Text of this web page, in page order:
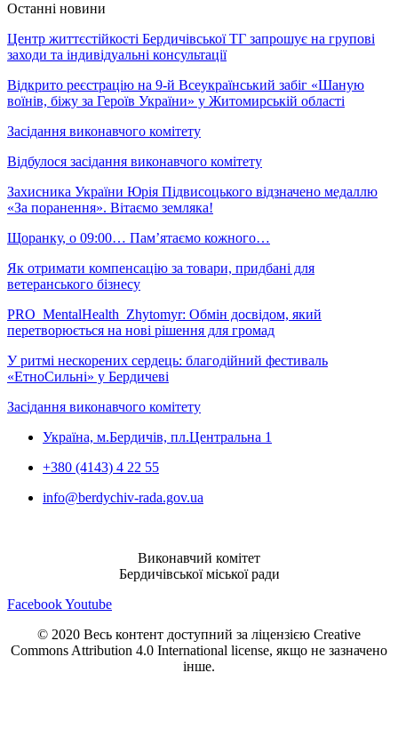
Останні новини
Центр життєстійкості Бердичівської ТГ запрошує на групові
заходи та індивідуальні консультації
Відкрито реєстрацію на 9-й Всеукраїнський забіг «Шаную
воїнів, біжу за Героїв України» у Житомирській області
Засідання виконавчого комітету
Відбулося засідання виконавчого комітету
Захисника України Юрія Підвисоцького відзначено медаллю
«За поранення». Вітаємо земляка!
Щоранку, о 09:00… Пам’ятаємо кожного…
Як отримати компенсацію за товари, придбані для
ветеранського бізнесу
PRO_MentalHealth_Zhytomyr: Обмін досвідом, який
перетворюється на нові рішення для громад
У ритмі нескорених сердець: благодійний фестиваль
«ЕтноСильні» у Бердичеві
Засідання виконавчого комітету
Україна, м.Бердичів, пл.Центральна 1
+380 (4143) 4 22 55
info@berdychiv-rada.gov.ua
Виконавчий комітет
Бердичівської міської ради
FacebookYoutube
© 2020 Весь контент доступний за ліцензією Creative
Commons Attribution 4.0 International license, якщо не зазначено
інше.